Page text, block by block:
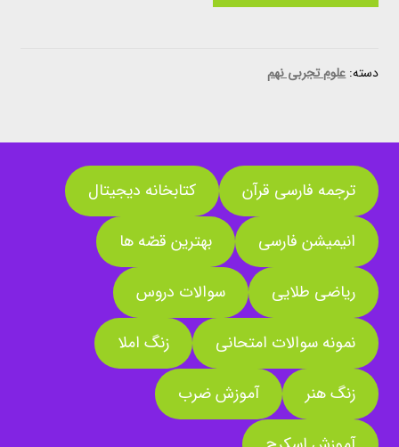
دسته:علوم تجربی نهم
ترجمه فارسی قرآن کتابخانه دیجیتال
انیمیشن فارسی بهترین قصّه ها
ریاضی طلایی سوالات دروس
نمونه سوالات امتحانی زنگ املا
زنگ هنر آموزش ضرب